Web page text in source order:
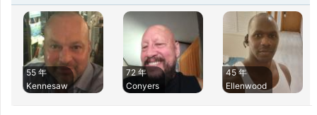
55 年
Kennesaw
72 年
Conyers
45 年
Ellenwood